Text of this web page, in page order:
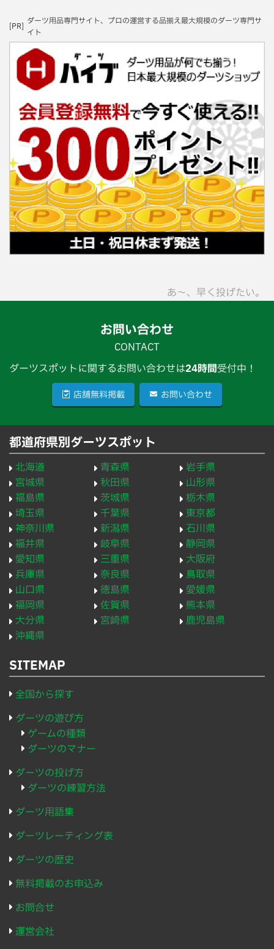
[PR]
ダーツ用品専門サイト、プロの運営する品揃え最大規模のダーツ専門サ
イト
あ〜、早く投げたい。
お問い合わせ
CONTACT
ダーツスポットに関するお問い合わせは24時間受付中！
店舗無料掲載 お問い合わせ
都道府県別ダーツスポット
北海道 青森県
岩手県
宮城県
秋田県
山形県
福島県
茨城県
栃木県
埼玉県
千葉県
東京都
神奈川県
新潟県
石川県
福井県
岐阜県
静岡県
愛知県
三重県
大阪府
兵庫県
奈良県
鳥取県
山口県
徳島県
愛媛県
福岡県
佐賀県
熊本県
大分県
宮崎県
鹿児島県
沖縄県
SITEMAP
全国から探す
ダーツの遊び方
ゲームの種類
ダーツのマナー
ダーツの投げ方
ダーツの練習方法
ダーツ用語集
ダーツレーティング表
ダーツの歴史
無料掲載のお申込み
お問合せ
運営会社